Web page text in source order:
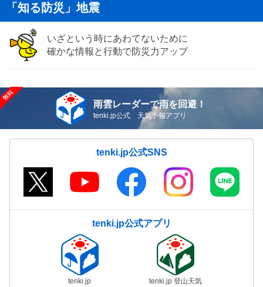
「知る防災」地震
いざという時にあわてないために
確かな情報と行動で防災力アップ
雨雲レーダーで雨を回避！
tenki.jp公式 天気予報アプリ
tenki.jp公式SNS
tenki.jp公式アプリ
tenki.jp tenki.jp 登山天気